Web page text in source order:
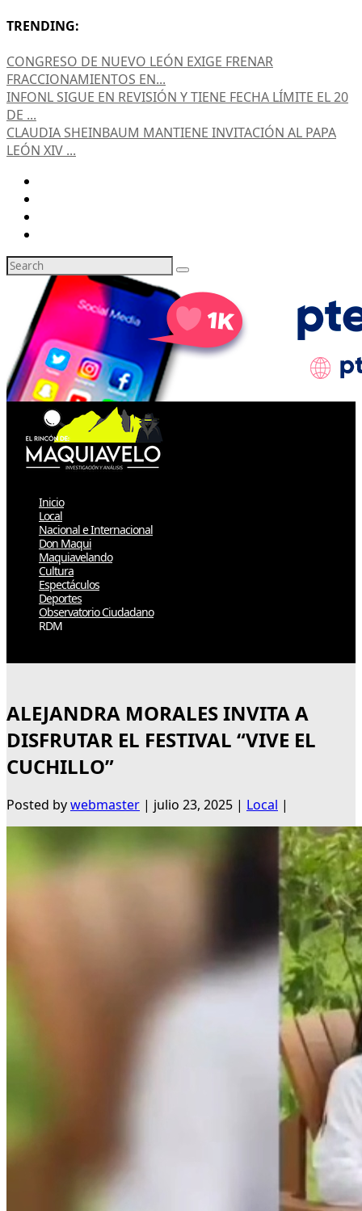
TRENDING:
CONGRESO DE NUEVO LEÓN EXIGE FRENAR
FRACCIONAMIENTOS EN...
INFONL SIGUE EN REVISIÓN Y TIENE FECHA LÍMITE EL 20
DE ...
CLAUDIA SHEINBAUM MANTIENE INVITACIÓN AL PAPA
LEÓN XIV ...
Inicio
Local
Nacional e Internacional
Don Maqui
Maquiavelando
Cultura
Espectáculos
Deportes
Observatorio Ciudadano
RDM
ALEJANDRA MORALES INVITA A
DISFRUTAR EL FESTIVAL “VIVE EL
CUCHILLO”
Posted bywebmaster | julio 23, 2025 | Local |